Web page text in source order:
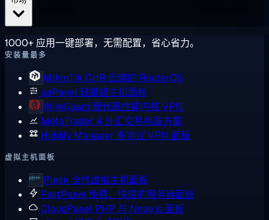
1000+ 应用一键部署，无需配置，省心省力。
安装量最多
MikroTik CHR 云端的 RouterOS
aaPanel轻量级主机面板
WireGuard 现代高性能内核 VPN
MetaTrader 4 外汇交易标准方案
Hiddify Manager 多协议 VPN 面板
虚拟主机面板
Plesk 全栈虚拟主机面板
FastPanel 免费、快速的服务器面板
CloudPanel PHP 与 Node.js 面板